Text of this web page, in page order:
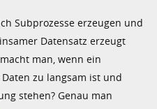
Subprozesse erzeugen und
Datensatz erzeugt
man, wenn ein
zu langsam ist und
stehen? Genau man